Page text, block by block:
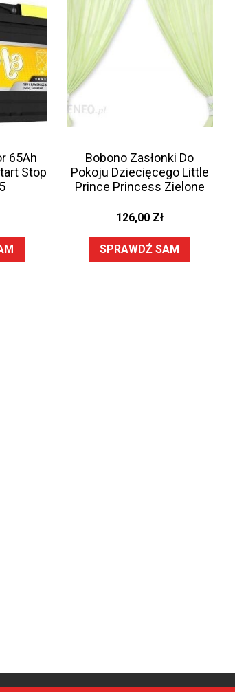
65Ah
Stop
Bobono Zasłonki Do
Pokoju Dziecięcego Little
Prince Princess Zielone
126,00 Zł
SPRAWDŹ SAM